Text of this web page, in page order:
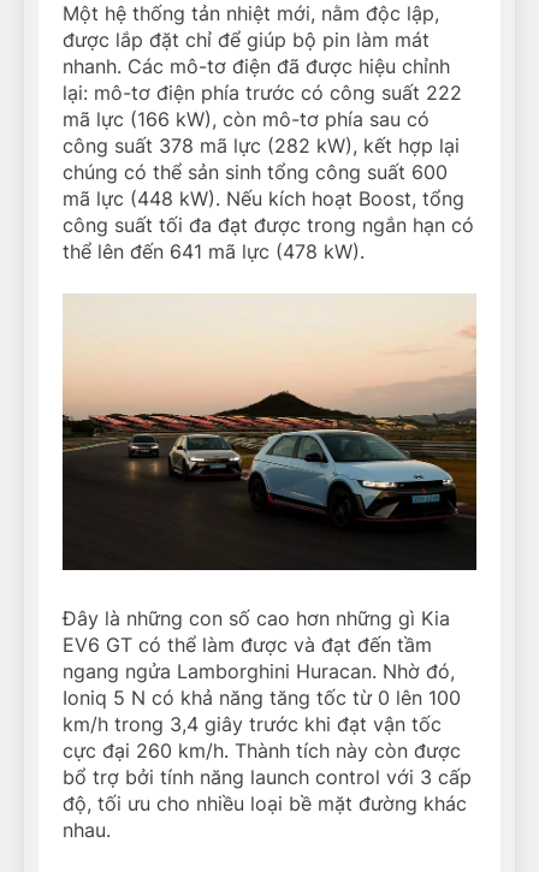
Một hệ thống tản nhiệt mới, nằm độc lập,
được lắp đặt chỉ để giúp bộ pin làm mát
nhanh. Các mô-tơ điện đã được hiệu chỉnh
lại: mô-tơ điện phía trước có công suất 222
mã lực (166 kW), còn mô-tơ phía sau có
công suất 378 mã lực (282 kW), kết hợp lại
chúng có thể sản sinh tổng công suất 600
mã lực (448 kW). Nếu kích hoạt Boost, tổng
công suất tối đa đạt được trong ngắn hạn có
thể lên đến 641 mã lực (478 kW).
Đây là những con số cao hơn những gì Kia
EV6 GT có thể làm được và đạt đến tầm
ngang ngửa Lamborghini Huracan. Nhờ đó,
Ioniq 5 N có khả năng tăng tốc từ 0 lên 100
km/h trong 3,4 giây trước khi đạt vận tốc
cực đại 260 km/h. Thành tích này còn được
bổ trợ bởi tính năng launch control với 3 cấp
độ, tối ưu cho nhiều loại bề mặt đường khác
nhau.